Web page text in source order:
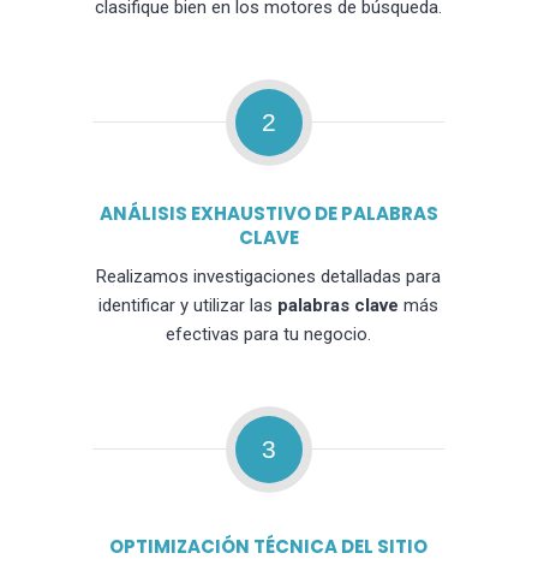
clasifique bien en los motores de búsqueda.
2
ANÁLISIS EXHAUSTIVO DE PALABRAS
CLAVE
Realizamos investigaciones detalladas para
identificar y utilizar las palabras clave más
efectivas para tu negocio.
3
OPTIMIZACIÓN TÉCNICA DEL SITIO